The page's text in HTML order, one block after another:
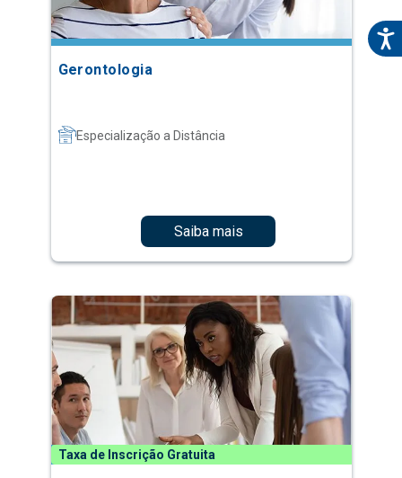
Gerontologia
Especialização a Distância
Saiba mais
Taxa de Inscrição Gratuita